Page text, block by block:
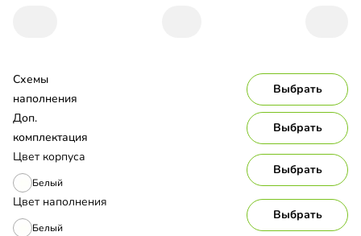
Цвет корпуса
Белый
Выбрать
Цвет наполнения
Белый
Выбрать
Схемы
наполнения
Выбрать
Доп.
комплектация
Выбрать